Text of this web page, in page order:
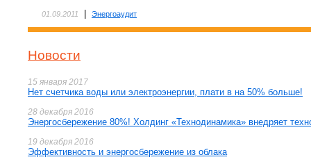
01.09.2011 Энергоаудит
Новости
15 января 2017
Нет счетчика воды или электроэнергии, плати в на 50% больше!
28 декабря 2016
Энергосбережение 80%! Холдинг «Технодинамика» внедряет
19 декабря 2016
Эффективность и энергосбережение из облака